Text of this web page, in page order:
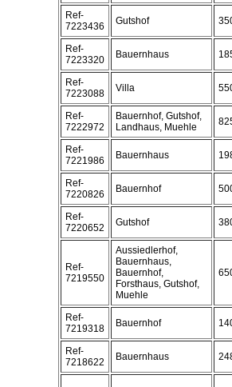
Ref-
7223436
Gutshof
Ref-
7223320
Bauernhaus
Ref-
7223088
Villa
Ref-
7222972
Bauernhof, Gutshof,
Landhaus, Muehle
Ref-
7221986
Bauernhaus
Ref-
7220826
Bauernhof
Ref-
7220652
Gutshof
Ref-
7219550
Aussiedlerhof,
Bauernhaus,
Bauernhof,
Forsthaus, Gutshof,
Muehle
Ref-
7219318
Bauernhof
Ref-
7218622
Bauernhaus